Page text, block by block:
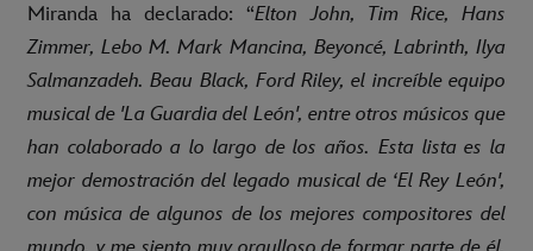
Miranda ha declarado: “Elton John, Tim Rice, Hans
Zimmer, Lebo M. Mark Mancina, Beyoncé, Labrinth, Ilya
Salmanzadeh. Beau Black, Ford Riley, el increíble equipo
musical de 'La Guardia del León', entre otros músicos que
han colaborado a lo largo de los años. Esta lista es la
mejor demostración del legado musical de ‘El Rey León',
con música de algunos de los mejores compositores del